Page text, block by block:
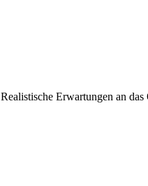
Realistische Erwartungen an